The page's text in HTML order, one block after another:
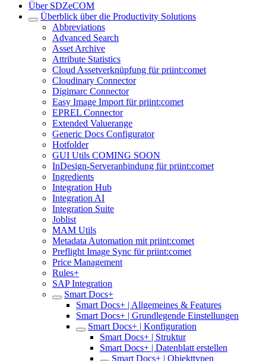
Über SDZeCOM
Überblick über die Productivity Solutions
Abbreviations
Advanced Search
Asset Archive
Attribute Statistics
Cloud Assetverknüpfung für priint:comet
Cloudinary Connector
Digimarc Connector
Easy Image Import für priint:comet
EPREL Connector
Extended Valuerange
Generic Docs Configurator
Hotfolder
GUI Utils COMING SOON
InDesign-Serveranbindung für priint:comet
Ingredients
Integration Hub
Integration AI
Integration Suite
Joblist
MAM Utils
Metadata Automation mit priint:comet
Preflight Image Sync für priint:comet
Price Management
Rules+
SAP Integration
Smart Docs+
Smart Docs+ | Allgemeines & Features
Smart Docs+ | Grundlegende Einstellungen
Smart Docs+ | Konfiguration
Smart Docs+ | Struktur
Smart Docs+ | Datenblatt erstellen
Smart Docs+ | Objekttypen